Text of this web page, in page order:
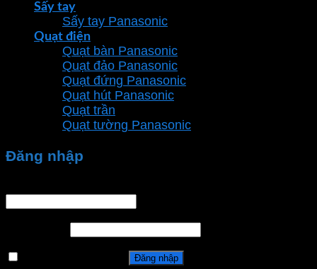
Sấy tay
Sấy tay Panasonic
Quạt điện
Quạt bàn Panasonic
Quạt đảo Panasonic
Quạt đứng Panasonic
Quạt hút Panasonic
Quạt trần
Quạt tường Panasonic
Đăng nhập
Đăng nhập